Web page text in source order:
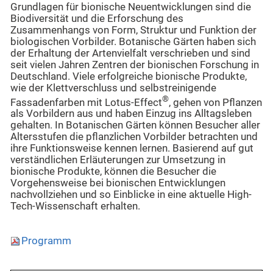
Grundlagen für bionische Neuentwicklungen sind die
Biodiversität und die Erforschung des
Zusammenhangs von Form, Struktur und Funktion der
biologischen Vorbil­der. Botanische Gärten haben sich
der Erhaltung der Artenvielfalt verschrieben und sind
seit vielen Jahren Zentren der bionischen Forschung in
Deutschland. Viele erfolgreiche bionische Produkte,
wie der Klettverschluss und selbstreinigende
Fassadenfarben mit Lotus-Effect®, gehen von Pflanzen
als Vorbildern aus und haben Einzug ins Alltagsleben
gehalten. In Botanischen Gärten können Besucher aller
Altersstufen die pflanzlichen Vorbilder betrachten und
ihre Funktions­weise kennen lernen. Basierend auf gut
verständlichen Erläuterungen zur Umset­zung in
bionische Produkte, können die Besucher die
Vorgehensweise bei bionischen Entwicklungen
nachvollziehen und so Einblicke in eine aktuelle High-
Tech-Wissenschaft erhalten.
Programm